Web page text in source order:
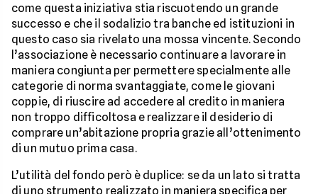
come questa iniziativa stia riscuotendo un grande
successo e che il sodalizio tra banche ed istituzioni in
questo caso sia rivelato una mossa vincente. Secondo
l’associazione è necessario continuare a lavorare in
maniera congiunta per permettere specialmente alle
categorie di norma svantaggiate, come le giovani
coppie, di riuscire ad accedere al credito in maniera
non troppo difficoltosa e realizzare il desiderio di
comprare un’abitazione propria grazie all’ottenimento
di un mutuo prima casa.
L’utilità del fondo però è duplice: se da un lato si tratta
di uno strumento realizzato in maniera specifica per